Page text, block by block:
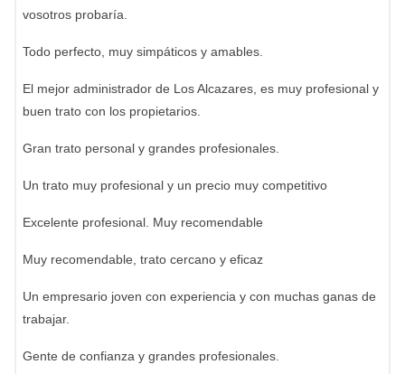
vosotros probaría.
Todo perfecto, muy simpáticos y amables.
El mejor administrador de Los Alcazares, es muy profesional y
buen trato con los propietarios.
Gran trato personal y grandes profesionales.
Un trato muy profesional y un precio muy competitivo
Excelente profesional. Muy recomendable
Muy recomendable, trato cercano y eficaz
Un empresario joven con experiencia y con muchas ganas de
trabajar.
Gente de confianza y grandes profesionales.